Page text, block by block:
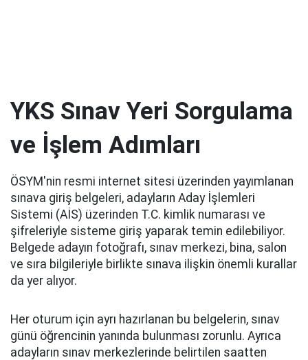
YKS Sınav Yeri Sorgulama
ve İşlem Adımları
ÖSYM'nin resmi internet sitesi üzerinden yayımlanan
sınava giriş belgeleri, adayların Aday İşlemleri
Sistemi (AİS) üzerinden T.C. kimlik numarası ve
şifreleriyle sisteme giriş yaparak temin edilebiliyor.
Belgede adayın fotoğrafı, sınav merkezi, bina, salon
ve sıra bilgileriyle birlikte sınava ilişkin önemli kurallar
da yer alıyor.
Her oturum için ayrı hazırlanan bu belgelerin, sınav
günü öğrencinin yanında bulunması zorunlu. Ayrıca
adayların sınav merkezlerinde belirtilen saatten